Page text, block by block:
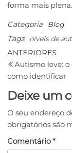
forma mais plena.
Categoria Blog
Tags níveis de
ANTERIORES
Autismo leve: o
como identificar
Deixe um
O seu endereço
obrigatórios são
Comentário*